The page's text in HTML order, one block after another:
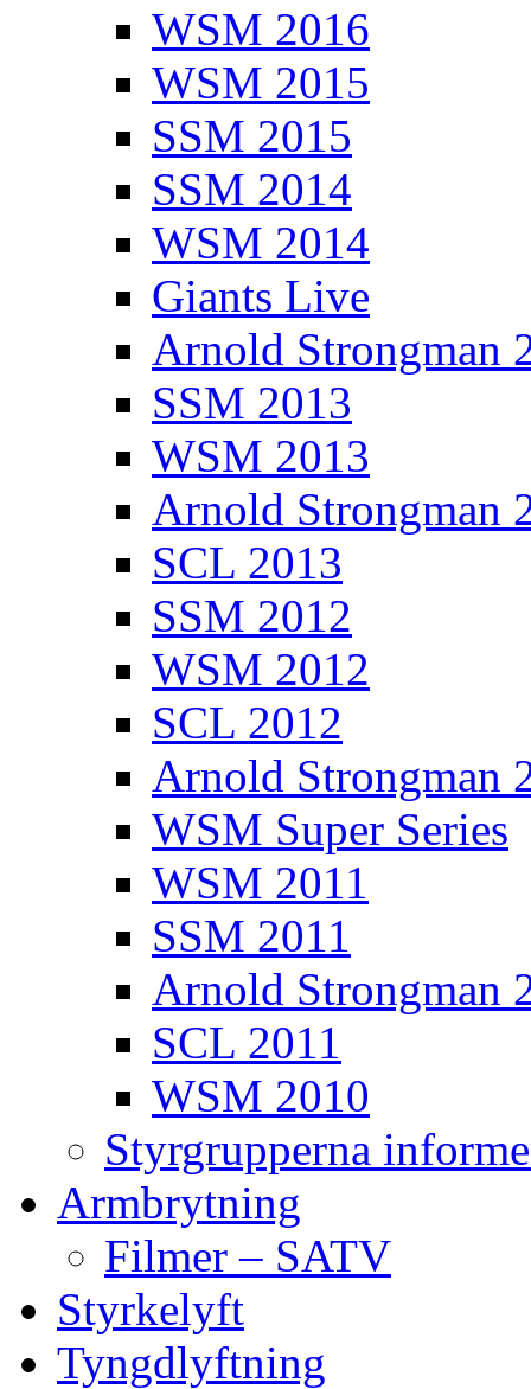
WSM 2016
WSM 2015
SSM 2015
SSM 2014
WSM 2014
Giants Live
Arnold Strongman
SSM 2013
WSM 2013
Arnold Strongman
SCL 2013
SSM 2012
WSM 2012
SCL 2012
Arnold Strongman
WSM Super Series
WSM 2011
SSM 2011
Arnold Strongman
SCL 2011
WSM 2010
Styrgrupperna
Armbrytning
Filmer – SATV
Styrkelyft
Tyngdlyftning